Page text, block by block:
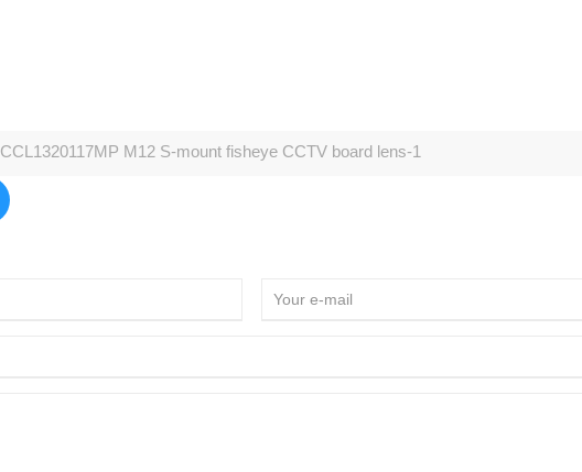
CCL1320117MP M12 S-mount fisheye CCTV board lens-1